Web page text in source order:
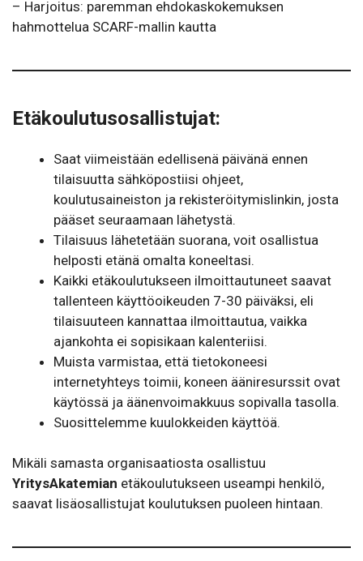
– Harjoitus: paremman ehdokaskokemuksen
hahmottelua SCARF-mallin kautta
Etäkoulutusosallistujat:
Saat viimeistään edellisenä päivänä ennen
tilaisuutta sähköpostiisi ohjeet,
koulutusaineiston ja rekisteröitymislinkin, josta
pääset seuraamaan lähetystä.
Tilaisuus lähetetään suorana, voit osallistua
helposti etänä omalta koneeltasi.
Kaikki etäkoulutukseen ilmoittautuneet saavat
tallenteen käyttöoikeuden 7-30 päiväksi, eli
tilaisuuteen kannattaa ilmoittautua, vaikka
ajankohta ei sopisikaan kalenteriisi.
Muista varmistaa, että tietokoneesi
internetyhteys toimii, koneen ääniresurssit ovat
käytössä ja äänenvoimakkuus sopivalla tasolla.
Suosittelemme kuulokkeiden käyttöä.
Mikäli samasta organisaatiosta osallistuu
YritysAkatemian etäkoulutukseen useampi henkilö,
saavat lisäosallistujat koulutuksen puoleen hintaan.